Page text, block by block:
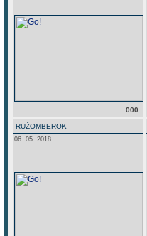
000
RUŽOMBEROK
06. 05. 2018